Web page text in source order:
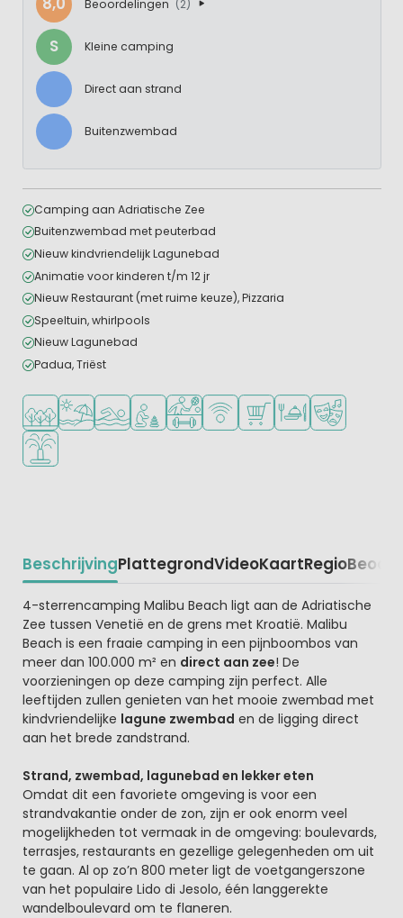
Beoordelingen (2)
S Kleine camping
Direct aan strand
Buitenzwembad
Camping aan Adriatische Zee
Buitenzwembad met peuterbad
Nieuw kindvriendelijk Lagunebad
Animatie voor kinderen t/m 12 jr
Nieuw Restaurant (met ruime keuze), Pizzaria
Speeltuin, whirlpools
Nieuw Lagunebad
Padua, Triëst
Ligt in een bosrijke omgeving
Ligt bij strand en zee
Openlucht zwembad
Aanbevolen voor jonge kinderen
Veel mogelijkheden om te sporten
WiFi beschikbaar
Campingwinkel/
Restaurant of
Waterspeeltuin
BeschrijvingPlattegrondVideoKaartRegio
Beschrijving
4-sterrencamping Malibu Beach ligt aan de Adriatische
Zee tussen Venetië en de grens met Kroatië. Malibu
Beach is een fraaie camping in een pijnboombos van
meer dan 100.000 m² en direct aan zee! De
voorzieningen op deze camping zijn perfect. Alle
leeftijden zullen genieten van het mooie zwembad met
kindvriendelijke lagune zwembad en de ligging direct
aan het brede zandstrand.
Strand, zwembad, lagunebad en lekker eten
Omdat dit een favoriete omgeving is voor een
strandvakantie onder de zon, zijn er ook enorm veel
mogelijkheden tot vermaak in de omgeving: boulevards,
terrasjes, restaurants en gezellige gelegenheden om uit
te gaan. Al op zo’n 800 meter ligt de voetgangerszone
van het populaire Lido di Jesolo, één langgerekte
wandelboulevard om te flaneren.